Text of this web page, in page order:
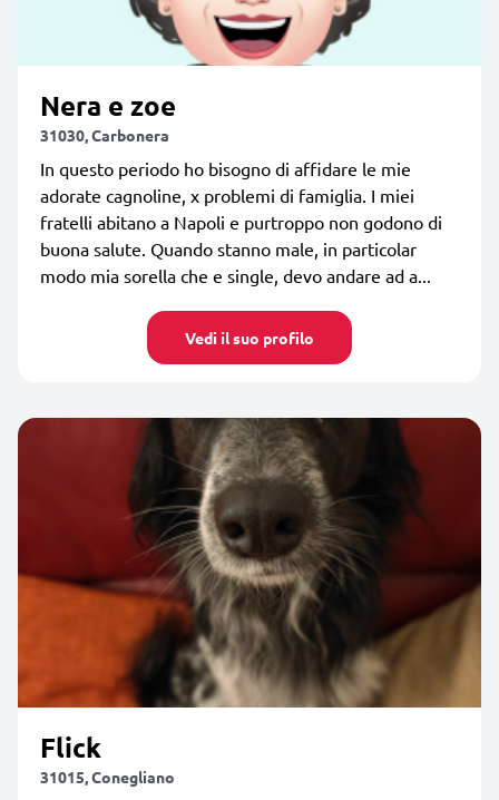
Nera e zoe
31030, Carbonera
In questo periodo ho bisogno di affidare le mie
adorate cagnoline, x problemi di famiglia. I miei
fratelli abitano a Napoli e purtroppo non godono di
buona salute. Quando stanno male, in particolar
modo mia sorella che e single, devo andare ad a...
Vedi il suo profilo
Flick
31015, Conegliano